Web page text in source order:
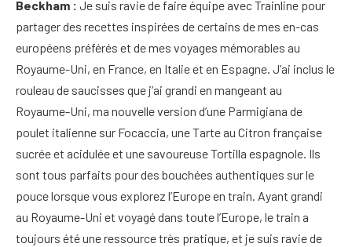
Beckham : Je suis ravie de faire équipe avec Trainline pour
partager des recettes inspirées de certains de mes en-cas
européens préférés et de mes voyages mémorables au
Royaume-Uni, en France, en Italie et en Espagne. J’ai inclus le
rouleau de saucisses que j’ai grandi en mangeant au
Royaume-Uni, ma nouvelle version d’une Parmigiana de
poulet italienne sur Focaccia, une Tarte au Citron française
sucrée et acidulée et une savoureuse Tortilla espagnole. Ils
sont tous parfaits pour des bouchées authentiques sur le
pouce lorsque vous explorez l’Europe en train. Ayant grandi
au Royaume-Uni et voyagé dans toute l’Europe, le train a
toujours été une ressource très pratique, et je suis ravie de